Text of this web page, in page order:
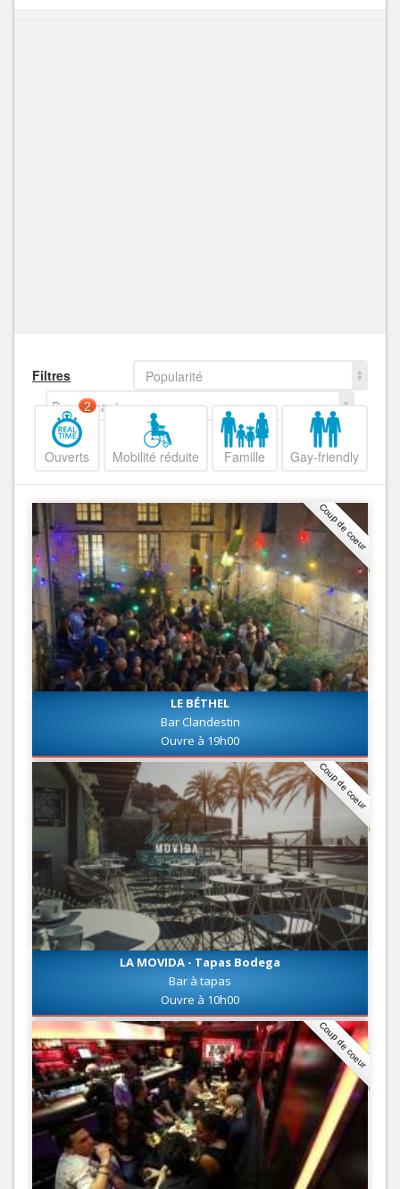
Filtres
Popularité
Decroissant
Ouverts
2
Mobilité réduite Famille Gay-friendly
Coup de coeur
LE BÉTHEL
Bar Clandestin
Ouvre à 19h00
Coup de coeur
LA MOVIDA - Tapas Bodega
Bar à tapas
Ouvre à 10h00
Coup de coeur